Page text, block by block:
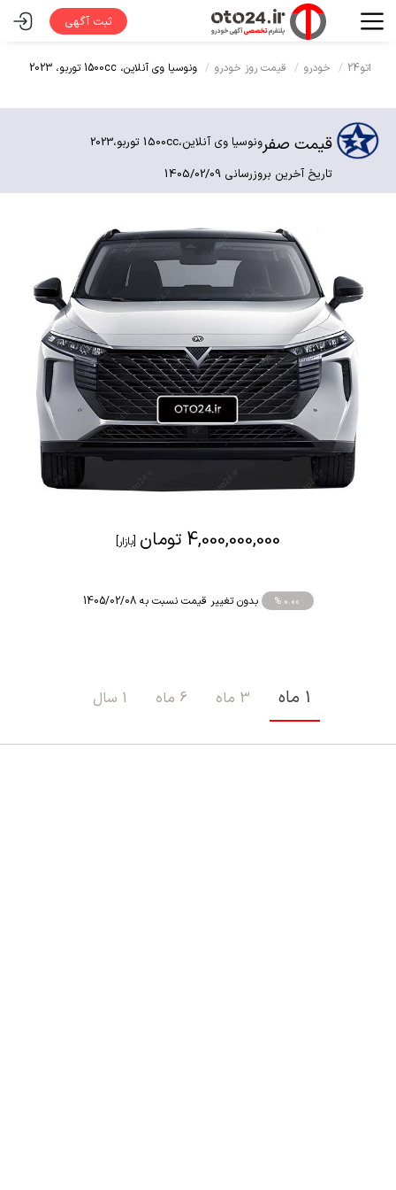
ثبت آگهی
اتو24 خودرو قیمت روز خودرو ونوسیا وی آنلاین، 1500cc توربو، 2023
قیمت صفرونوسیا وی آنلاین،1500cc توربو،
2023
تاریخ آخرین بروزرسانی 1405/02/09
4,000,000,000 تومان [بازار]
% 0.00 بدون تغییر قیمت نسبت به 1405/02/08
1 ماه 3 ماه 6 ماه 1 سال